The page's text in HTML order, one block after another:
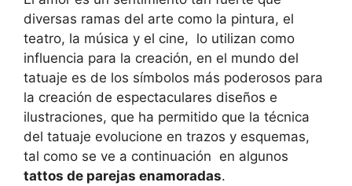
diversas ramas del arte como la pintura, el
teatro, la música y el cine, lo utilizan como
influencia para la creación, en el mundo del
tatuaje es de los símbolos más poderosos para
la creación de espectaculares diseños e
ilustraciones, que ha permitido que la técnica
del tatuaje evolucione en trazos y esquemas,
tal como se ve a continuación en algunos
tattos de parejas enamoradas.